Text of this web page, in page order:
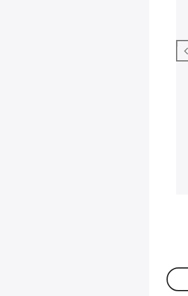
pozwala skupić się na